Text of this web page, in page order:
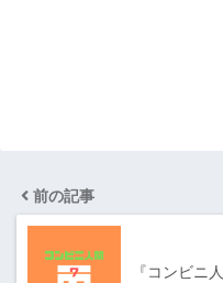
前の記事
『コンビニ